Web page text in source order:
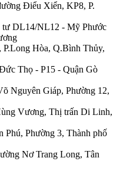
Điểu Xiển, KP8, P.
DL14/NL12 - Mỹ Phước
Hòa, Q.Bình Thủy,
Thọ - P15 - Quận Gò
Nguyên Giáp, Phường 12,
Vương, Thị trấn Di Linh,
Phường 3, Thành phố
Nơ Trang Long, Tân